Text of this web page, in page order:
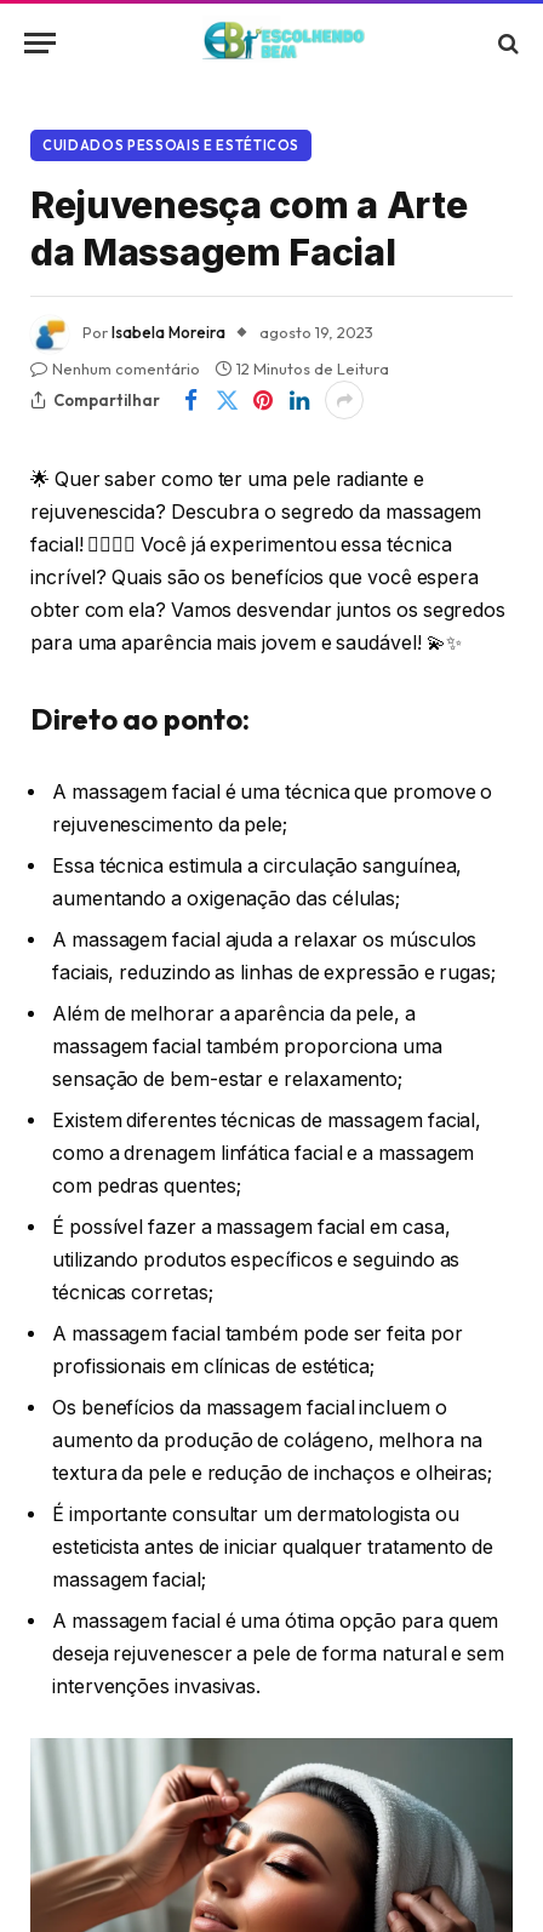
CUIDADOS PESSOAIS E ESTÉTICOS
Rejuvenesça com a Arte
da Massagem Facial
PorIsabela Moreira
agosto 19, 2023
Nenhum comentário
12 Minutos de Leitura
Compartilhar
🌟 Quer saber como ter uma pele radiante e
rejuvenescida? Descubra o segredo da massagem
facial! 🧖‍♀️💆‍♂️ Você já experimentou essa técnica
incrível? Quais são os benefícios que você espera
obter com ela? Vamos desvendar juntos os segredos
para uma aparência mais jovem e saudável! 💫✨
Direto ao ponto:
A massagem facial é uma técnica que promove o
rejuvenescimento da pele;
Essa técnica estimula a circulação sanguínea,
aumentando a oxigenação das células;
A massagem facial ajuda a relaxar os músculos
faciais, reduzindo as linhas de expressão e rugas;
Além de melhorar a aparência da pele, a
massagem facial também proporciona uma
sensação de bem-estar e relaxamento;
Existem diferentes técnicas de massagem facial,
como a drenagem linfática facial e a massagem
com pedras quentes;
É possível fazer a massagem facial em casa,
utilizando produtos específicos e seguindo as
técnicas corretas;
A massagem facial também pode ser feita por
profissionais em clínicas de estética;
Os benefícios da massagem facial incluem o
aumento da produção de colágeno, melhora na
textura da pele e redução de inchaços e olheiras;
É importante consultar um dermatologista ou
esteticista antes de iniciar qualquer tratamento de
massagem facial;
A massagem facial é uma ótima opção para quem
deseja rejuvenescer a pele de forma natural e sem
intervenções invasivas.